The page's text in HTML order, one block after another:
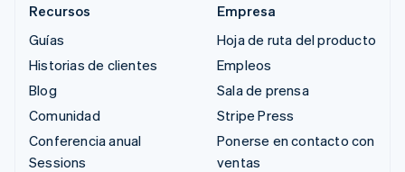
Recursos
Guías
Historias de clientes
Blog
Comunidad
Conferencia anual
Sessions
Empresa
Hoja de ruta del producto
Empleos
Sala de prensa
Stripe Press
Ponerse en contacto con
ventas